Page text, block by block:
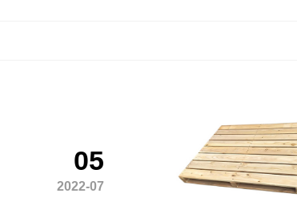
05
2022-07